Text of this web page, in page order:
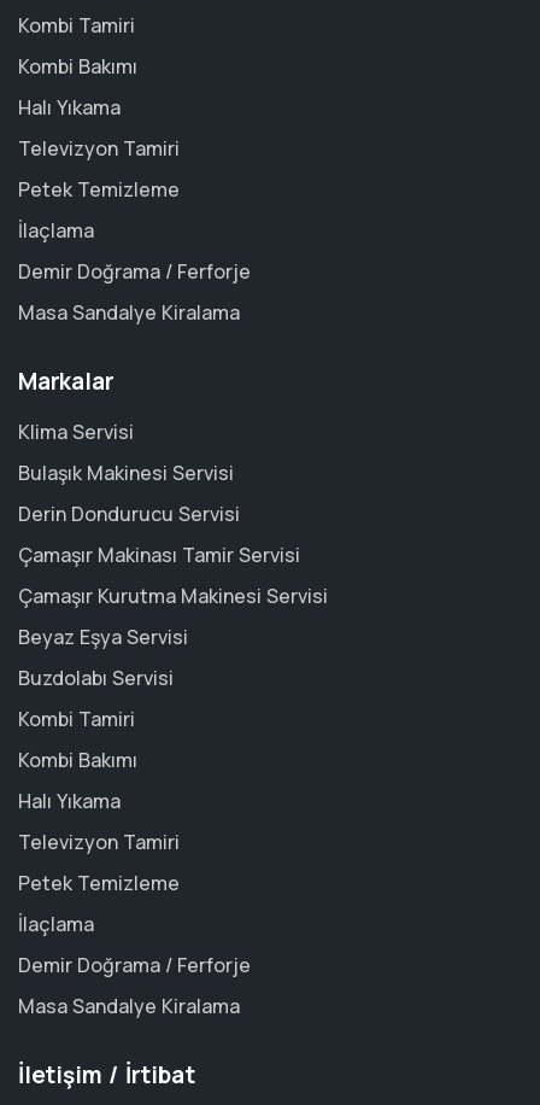
Kombi Tamiri
Kombi Bakımı
Halı Yıkama
Televizyon Tamiri
Petek Temizleme
İlaçlama
Demir Doğrama / Ferforje
Masa Sandalye Kiralama
Markalar
Klima Servisi
Bulaşık Makinesi Servisi
Derin Dondurucu Servisi
Çamaşır Makinası Tamir Servisi
Çamaşır Kurutma Makinesi Servisi
Beyaz Eşya Servisi
Buzdolabı Servisi
Kombi Tamiri
Kombi Bakımı
Halı Yıkama
Televizyon Tamiri
Petek Temizleme
İlaçlama
Demir Doğrama / Ferforje
Masa Sandalye Kiralama
İletişim / İrtibat